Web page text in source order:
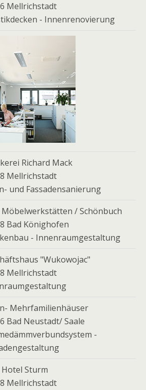
Mellrichstadt
- Innenrenovierung
Richard Mack
Mellrichstadt
und Fassadensanierung
Möbelwerkstätten / Schönbuch
Bad Könighofen
- Innenraumgestaltung
"Wukowojac"
Mellrichstadt
Mehrfamilienhäuser
Bad Neustadt/ Saale
-
Sturm
Mellrichstadt